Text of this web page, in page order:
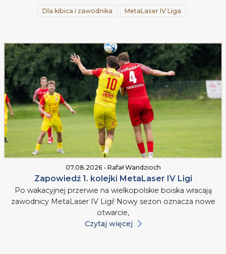
Dla kibica i zawodnika MetaLaser IV Liga
07.08.2026 • Rafał Wandzioch
Zapowiedź 1. kolejki MetaLaser IV Ligi
Po wakacyjnej przerwie na wielkopolskie boiska wracają
zawodnicy MetaLaser IV Ligi! Nowy sezon oznacza nowe
otwarcie,
Czytaj więcej